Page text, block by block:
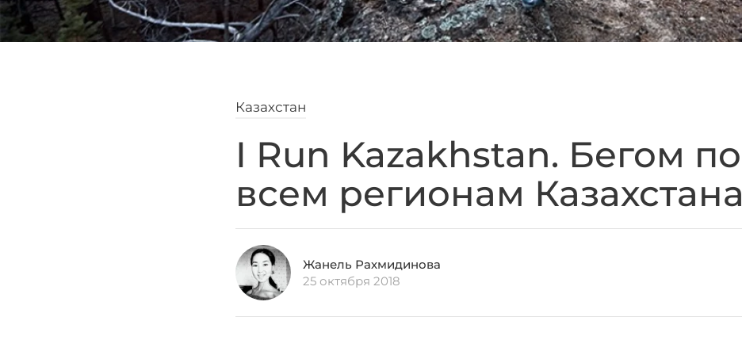
Казахстан
I Run Kazakhstan. Бегом по
всем регионам Казахстана
Жанель Рахмидинова
25 октября 2018